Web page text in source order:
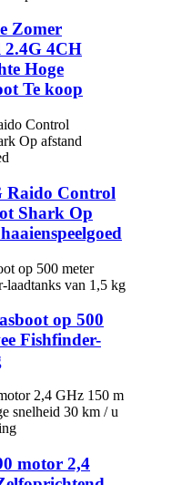
Zomer
2.4G 4CH
Hoge
Te koop
Raido Control
Shark Op
op 500
Fishfinder-
motor 2,4